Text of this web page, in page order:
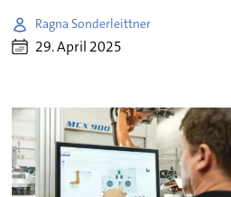
Ragna Sonderleittner
29. April 2025